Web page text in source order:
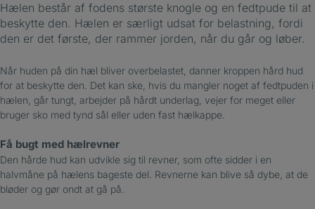
Hælen består af fodens største knogle og en fedtpude til at
beskytte den. Hælen er særligt udsat for belastning, fordi
den er det første, der rammer jorden, når du går og løber.
Når huden på din hæl bliver overbelastet, danner kroppen hård hud
for at beskytte den. Det kan ske, hvis du mangler noget af fedtpuden i
hælen, går tungt, arbejder på hårdt underlag, vejer for meget eller
bruger sko med tynd sål eller uden fast hælkappe.
Få bugt med hælrevner
Den hårde hud kan udvikle sig til revner, som ofte sidder i en
halvmåne på hælens bageste del. Revnerne kan blive så dybe, at de
bløder og gør ondt at gå på.